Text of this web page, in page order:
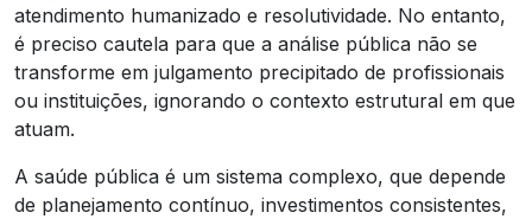
atendimento humanizado e resolutividade. No entanto,
é preciso cautela para que a análise pública não se
transforme em julgamento precipitado de profissionais
ou instituições, ignorando o contexto estrutural em que
atuam.
A saúde pública é um sistema complexo, que depende
de planejamento contínuo, investimentos consistentes,